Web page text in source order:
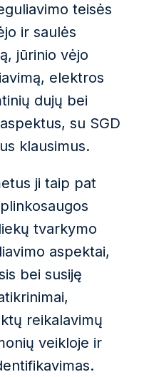
teisės
ir saulės
jūrinio vėjo
elektros
dujų bei
su SGD
klausimus.
ji taip pat
tvarkymo
aspektai,
bei susiję
reikalavimų
veikloje ir